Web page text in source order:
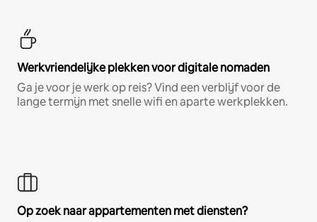
Werkvriendelijke plekken voor digitale nomaden
Ga je voor je werk op reis? Vind een verblijf voor de
lange termijn met snelle wifi en aparte werkplekken.
Op zoek naar appartementen met diensten?